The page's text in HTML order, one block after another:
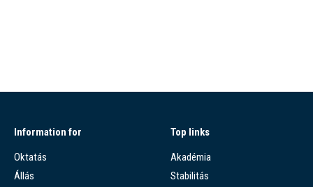
Information for
Oktatás
Állás
Top links
Akadémia
Stabilitás